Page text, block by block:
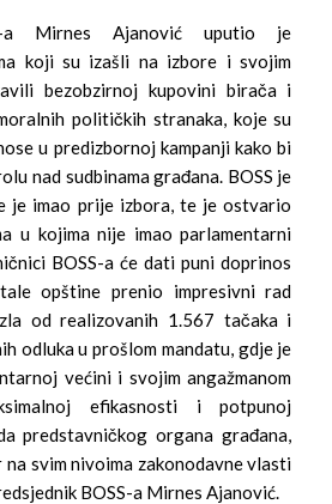
a Mirnes Ajanović uputio je
koji su izašli na izbore i svojim
bezobzirnoj kupovini birača i
političkih stranaka, koje su
u predizbornoj kampanji kako bi
nad sudbinama građana. BOSS je
je imao prije izbora, te je ostvario
u kojima nije imao parlamentarni
BOSS-a će dati puni doprinos
opštine prenio impresivni rad
od realizovanih 1.567 tačaka i
odluka u prošlom mandatu, gdje je
većini i svojim angažmanom
efikasnosti i potpunoj
predstavničkog organa građana,
svim nivoima zakonodavne vlasti
BOSS-a Mirnes Ajanović.